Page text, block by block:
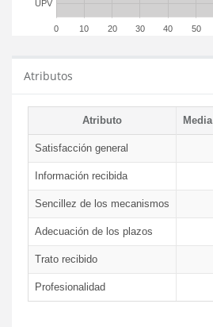
0 10 20 30 40 50
UPV
Atributos
Atributo Media
Satisfacción general
Información recibida
Sencillez de los mecanismos
Adecuación de los plazos
Trato recibido
Profesionalidad